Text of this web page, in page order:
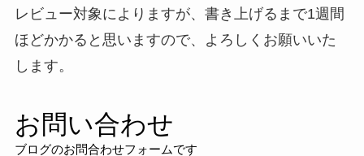
レビュー対象によりますが、書き上げるまで1週間
ほどかかると思いますので、よろしくお願いいた
します。